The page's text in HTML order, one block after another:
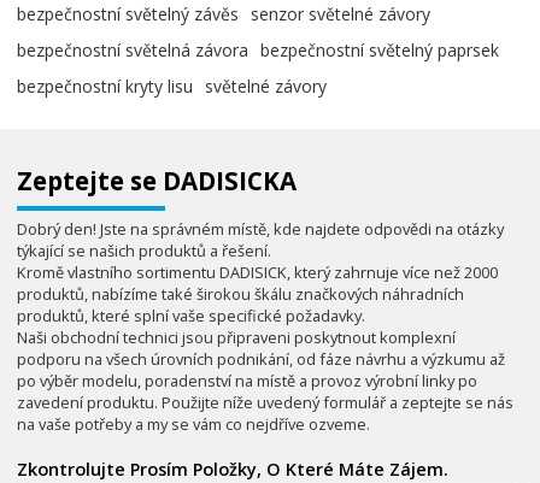
bezpečnostní světelný závěs
senzor světelné závory
bezpečnostní světelná závora
bezpečnostní světelný paprsek
bezpečnostní kryty lisu
světelné závory
Zeptejte se DADISICKA
Dobrý den! Jste na správném místě, kde najdete odpovědi na otázky
týkající se našich produktů a řešení.
Kromě vlastního sortimentu DADISICK, který zahrnuje více než 2000
produktů, nabízíme také širokou škálu značkových náhradních
produktů, které splní vaše specifické požadavky.
Naši obchodní technici jsou připraveni poskytnout komplexní
podporu na všech úrovních podnikání, od fáze návrhu a výzkumu až
po výběr modelu, poradenství na místě a provoz výrobní linky po
zavedení produktu. Použijte níže uvedený formulář a zeptejte se nás
na vaše potřeby a my se vám co nejdříve ozveme.
Zkontrolujte Prosím Položky, O Které Máte Zájem.